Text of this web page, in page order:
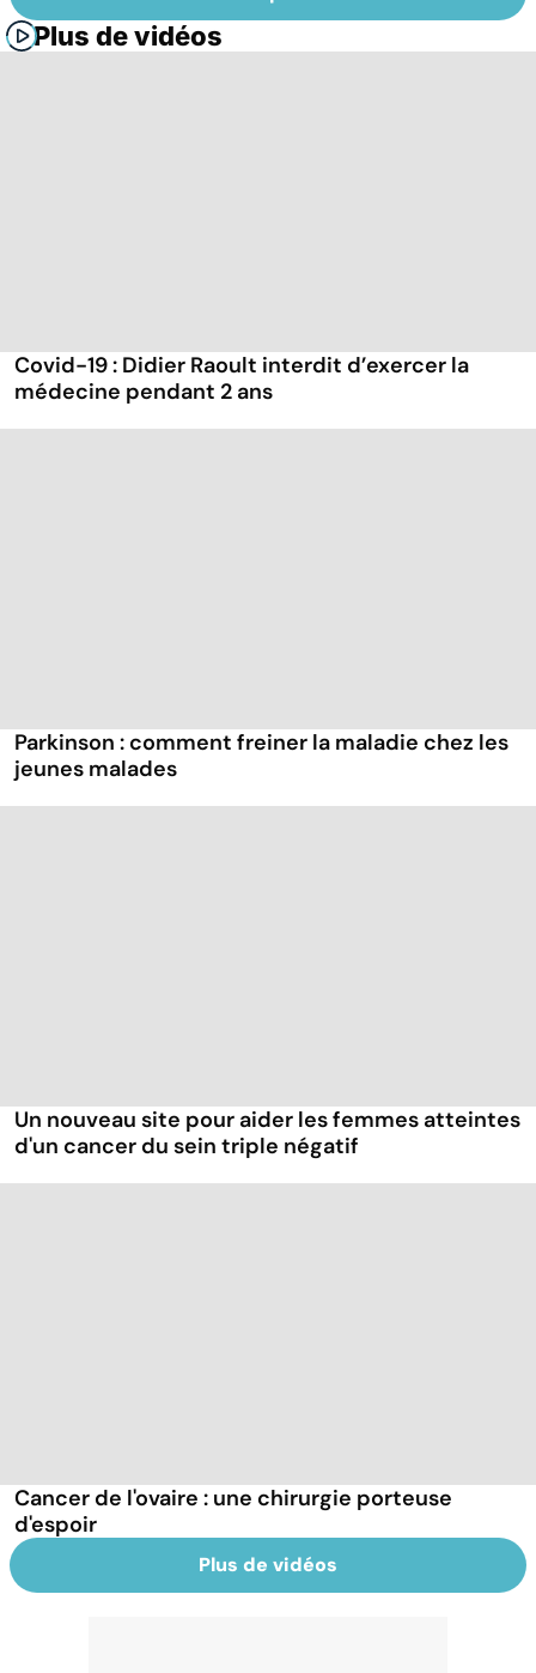
Plus de vidéos
Covid-19 : Didier Raoult interdit d’exercer la
médecine pendant 2 ans
Parkinson : comment freiner la maladie chez les
jeunes malades
Un nouveau site pour aider les femmes atteintes
d'un cancer du sein triple négatif
Cancer de l'ovaire : une chirurgie porteuse
d'espoir
Plus de vidéos